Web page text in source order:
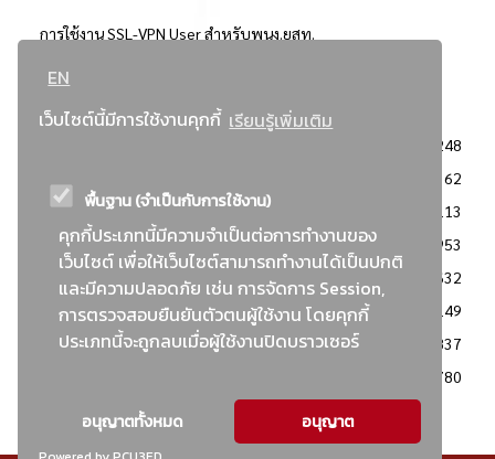
EN
เว็บไซต์นี้มีการใช้งานคุกกี้ เรียนรู้เพิ่มเติม
พื้นฐาน (จำเป็นกับการใช้งาน)
คุกกี้ประเภทนี้มีความจำเป็นต่อการทำงานของ
เว็บไซต์ เพื่อให้เว็บไซต์สามารถทำงานได้เป็นปกติ
และมีความปลอดภัย เช่น การจัดการ Session,
การตรวจสอบยืนยันตัวตนผู้ใช้งาน โดยคุกกี้
ประเภทนี้จะถูกลบเมื่อผู้ใช้งานปิดบราวเซอร์
อนุญาตทั้งหมด อนุญาต
การใช้งาน SSL-VPN User สำหรับพนง.ยสท.
..ยอดนิยม..
3248
2362
: วิธีเฉพาะเจาะจง
2113
ข่าวสาร/ประกาศ
1953
: เอกสารส่งเสริมความโปร่งใสในการจัดซื้อจัดจ้าง
1632
ข่าวสารจัดซื้อจัดจ้าง
1149
: แผนการจัดซื้อจัดจ้าง
837
780